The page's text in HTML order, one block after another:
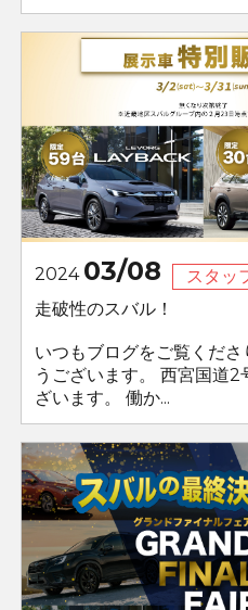
2024 03/08
スタッ
走破性のスバル！
いつもブログをご覧くださ
うございます。 西宮国道2
ざいます。 働か...